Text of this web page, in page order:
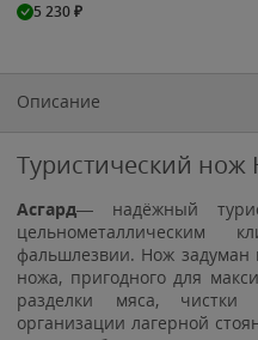
5 230₽
Описание
Туристический нож
Асгард— надёжный
фальшлезвии. Нож задуман
ножа, пригодного для
разделки мяса,
организации лагерной